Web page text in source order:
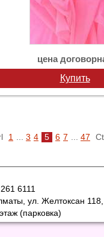
цена
Купить
1 ... 3 4 5 6 7 ... 47
6111
ул. Желтоксан 118,
(парковка)